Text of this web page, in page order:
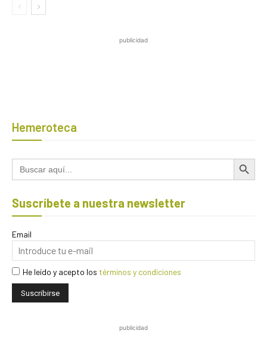
publicidad
Hemeroteca
Buscar: Botón de
Suscríbete a nuestra newsletter
Email
He leído y acepto los términos y condiciones
publicidad